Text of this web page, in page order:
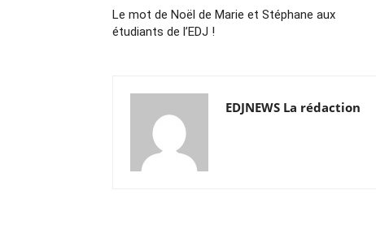
Le mot de Noël de Marie et Stéphane aux
étudiants de l’EDJ !
EDJNEWS La rédaction